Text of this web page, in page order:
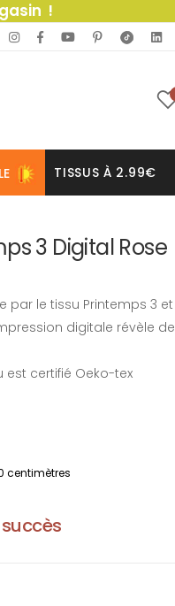
!
TISSUS À 2.99€
3 Digital Rose
par le tissu Printemps 3
digitale révèle
est certifié Oeko-tex
centimètres